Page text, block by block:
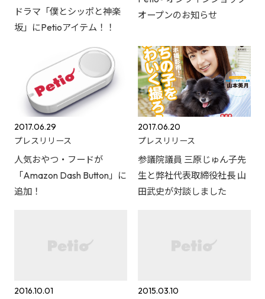
ドラマ「僕とシッポと神楽
坂」にPetioアイテム！！
オープンのお知らせ
2017.06.29
プレスリリース
人気おやつ・フードが
「Amazon Dash Button」に
追加！
2017.06.20
プレスリリース
参議院議員 三原じゅん子先
生と弊社代表取締役社長 山
田武史が対談しました
2016.10.01
2015.03.10